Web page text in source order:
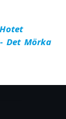
Det Mörka